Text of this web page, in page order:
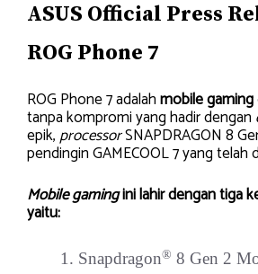
ASUS Official Press
ROG Phone 7
ROG Phone 7 adalahmobile gaming
tanpa kompromi yang hadir dengan
epik,processorSNAPDRAGON 8
pendingin GAMECOOL 7 yang telah
Mobile gamingini lahir dengan tiga
yaitu:
Snapdragon® 8 Gen 2